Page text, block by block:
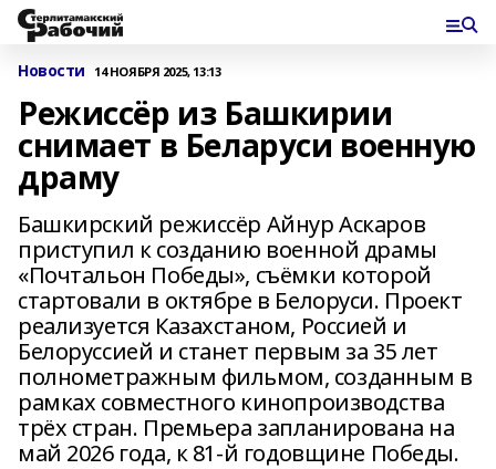
Новости 14 НОЯБРЯ 2025, 13:13
Режиссёр из Башкирии
снимает в Беларуси военную
драму
Башкирский режиссёр Айнур Аскаров
приступил к созданию военной драмы
«Почтальон Победы», съёмки которой
стартовали в октябре в Белоруси. Проект
реализуется Казахстаном, Россией и
Белоруссией и станет первым за 35 лет
полнометражным фильмом, созданным в
рамках совместного кинопроизводства
трёх стран. Премьера запланирована на
май 2026 года, к 81-й годовщине Победы.